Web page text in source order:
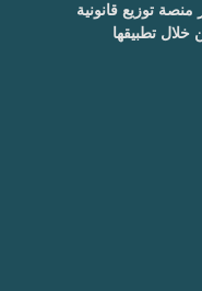
توزيع قانونية
تطبيقها